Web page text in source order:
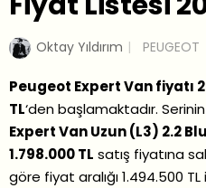
Oktay Yıldırım PEUGEOT
Peugeot Expert Van fiyatı
TL‘den başlamaktadır.
Expert Van Uzun (L3) 2.2
1.798.000 TL satış fiyatına
göre fiyat aralığı 1.494.500 TL